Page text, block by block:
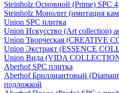
Steinholz Основной (Prime) SPC
Steinholz Монолит (имитация
Union SPC плитка
Union Искусство (Art collection)
Union Творческая (CREATIVE
Union Экстракт (ESSENCE
Union Вида (VIDA
Aberhof SPC плитка
Aberhof Бриллиантовый
подложкой